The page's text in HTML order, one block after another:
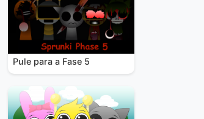
Pule para a Fase 5